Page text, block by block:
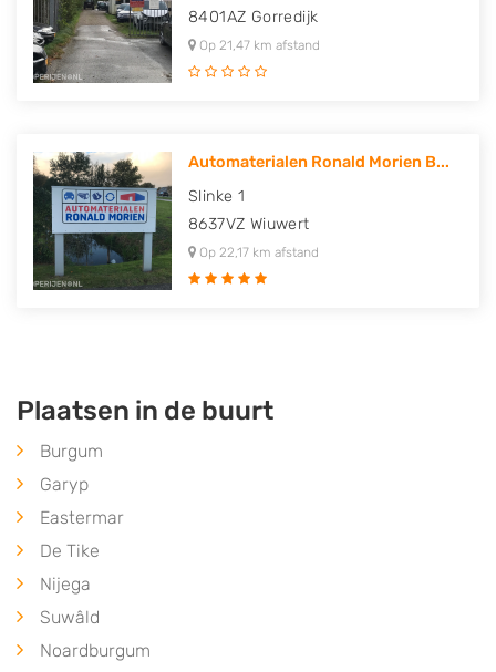
8401AZ Gorredijk
Op 21,47 km afstand
Automaterialen Ronald Morien B...
Slinke 1
8637VZ Wiuwert
Op 22,17 km afstand
Plaatsen in de buurt
Burgum
Garyp
Eastermar
De Tike
Nijega
Suwâld
Noardburgum